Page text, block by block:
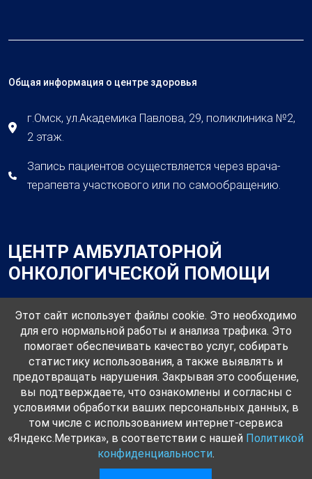
Общая информация о центре здоровья
г.Омск, ул.Академика Павлова, 29, поликлиника №2,
2 этаж.
Запись пациентов осуществляется через врача-
терапевта участкового или по самообращению.
ЦЕНТР АМБУЛАТОРНОЙ
ОНКОЛОГИЧЕСКОЙ ПОМОЩИ
Общая информация о центре амбулаторной онкологической
помощия
г.Омск, ул.Воровского,62/1
+7 (3812) 20-20-34 — регистратура
© 2026. Разработка и поддержка:ООО «СибСР»
Этот сайт использует файлы cookie. Это необходимо
для его нормальной работы и анализа трафика. Это
помогает обеспечивать качество услуг, собирать
статистику использования, а также выявлять и
предотвращать нарушения. Закрывая это сообщение,
вы подтверждаете, что ознакомлены и согласны с
условиями обработки ваших персональных данных, в
том числе с использованием интернет-сервиса
«Яндекс.Метрика», в соответствии с нашей Политикой
конфиденциальности.